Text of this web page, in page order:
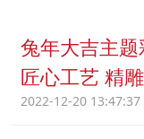
兔年大吉主
匠心工艺 精
2022-12-20 13:47:37